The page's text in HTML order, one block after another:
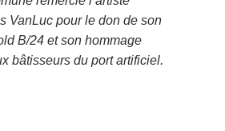
VanLuc pour le don de son
B/24 et son hommage
bâtisseurs du port artificiel.